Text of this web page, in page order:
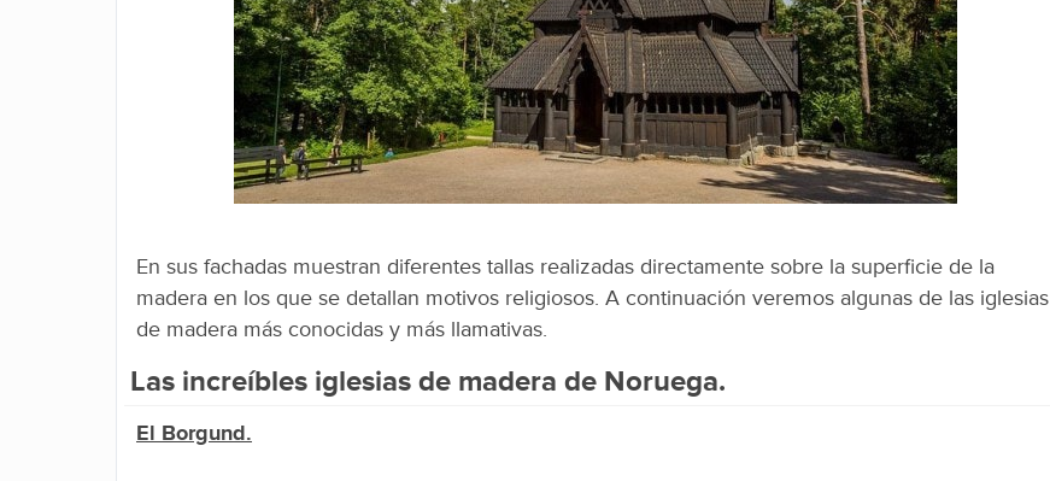
En sus fachadas muestran diferentes tallas realizadas directamente sobre la superficie de la
madera en los que se detallan motivos religiosos. A continuación veremos algunas de las iglesias
de madera más conocidas y más llamativas.
Las increíbles iglesias de madera de Noruega.
El Borgund.